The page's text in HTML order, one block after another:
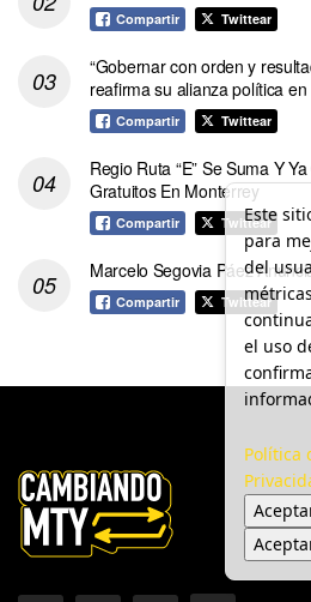
Compartir Twittear
“Gobernar con orden y
reafirma su alianza política
Compartir Twittear
Regio Ruta “E” Se Suma Y
Gratuitos En Monterrey
Compartir Twittear
Marcelo Segovia Páez
Compartir Twittear
Este
para
del
el uso
Política